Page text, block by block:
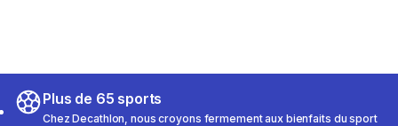
Plus de 65 sports
Chez Decathlon, nous croyons fermement aux bienfaits du sport